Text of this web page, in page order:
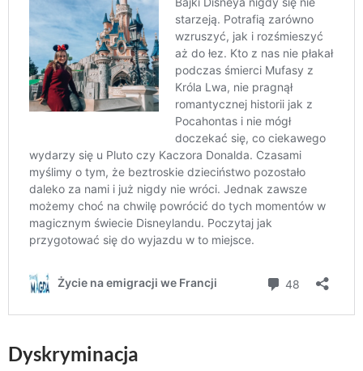
Dyskryminacja